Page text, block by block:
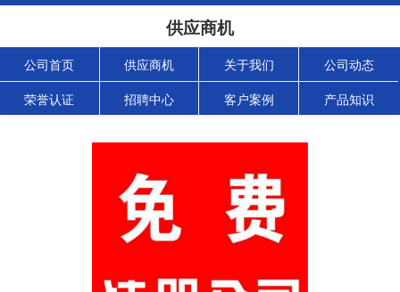
供应商机
公司首页 供应商机 关于我们 公司动态
荣誉认证 招聘中心 客户案例 产品知识